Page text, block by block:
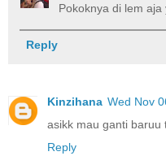
Pokoknya di lem aja
Reply
Kinzihana Wed Nov
asikk mau ganti baruu
Reply